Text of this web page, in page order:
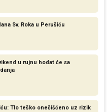
Sv. Roka u Perušiću
u rujnu hodat će sa
Tlo teško onečišćeno uz rizik